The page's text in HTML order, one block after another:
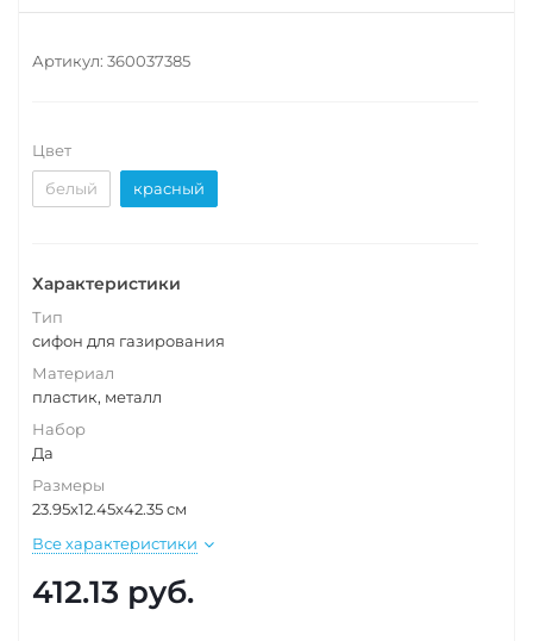
Артикул: 360037385
Цвет
белый
красный
Характеристики
Тип
сифон для газирования
Материал
пластик, металл
Набор
Да
Размеры
23.95х12.45х42.35 см
Все характеристики
412.13 руб.